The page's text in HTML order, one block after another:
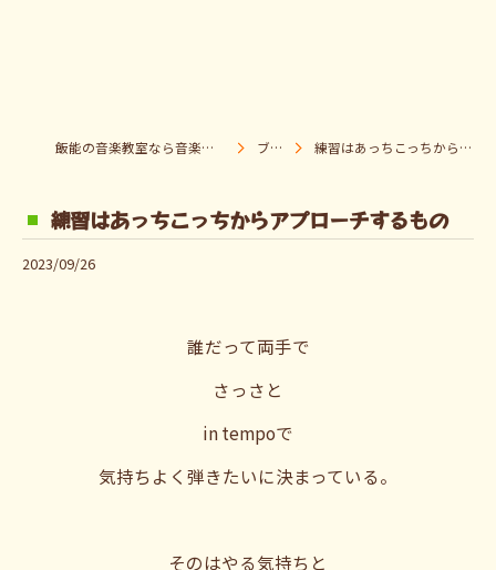
飯能の音楽教室なら音楽童クラブ Pパラダイス ブログ 練習はあっちこっちからアプローチするもの
練習はあっちこっちからアプローチするもの
2023/09/26
誰だって両手で
さっさと
in tempoで
気持ちよく弾きたいに決まっている。
そのはやる気持ちと